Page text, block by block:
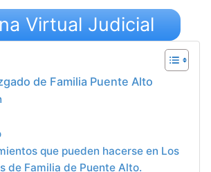
Virtual Judicial
de Familia Puente Alto
que pueden hacerse en Los
de Familia de Puente Alto.